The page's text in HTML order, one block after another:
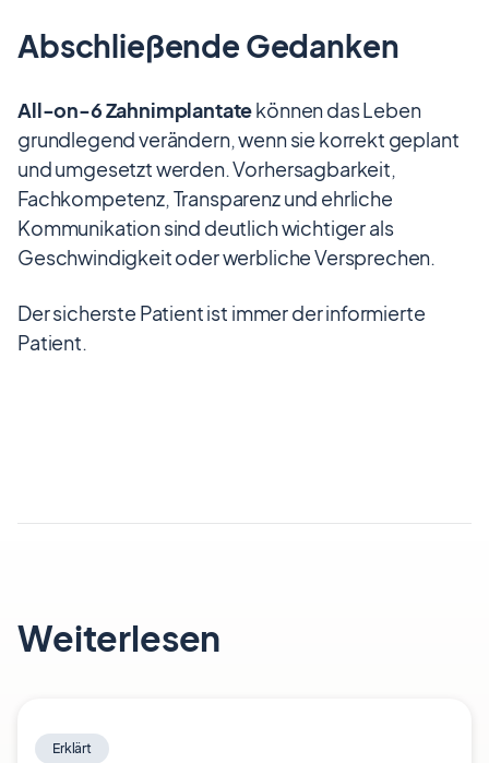
Abschließende Gedanken
All-on-6 Zahnimplantatekönnen das Leben
grundlegend verändern, wenn sie korrekt geplant
und umgesetzt werden. Vorhersagbarkeit,
Fachkompetenz, Transparenz und ehrliche
Kommunikation sind deutlich wichtiger als
Geschwindigkeit oder werbliche Versprechen.
Der sicherste Patient ist immer der informierte
Patient.
Weiterlesen
Erklärt